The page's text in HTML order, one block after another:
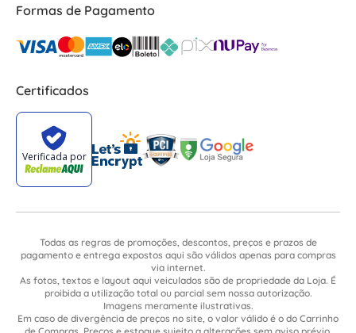
Formas de Pagamento
Certificados
Todas as regras de promoções, descontos, preços e prazos de
pagamento e entrega expostos aqui são válidos apenas para compras
via internet.
As fotos, textos e layout aqui veiculados são de propriedade da Loja. É
proibida a utilização total ou parcial sem nossa autorização.
Imagens meramente ilustrativas.
Em caso de divergência de preços no site, o valor válido é o do Carrinho